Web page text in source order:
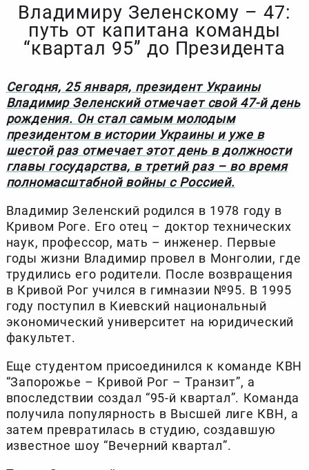
Владимиру Зеленскому – 47:
путь от капитана команды
“квартал 95” до Президента
Сегодня, 25 января, президент Украины
Владимир Зеленский отмечает свой 47-й день
рождения. Он стал самым молодым
президентом в истории Украины и уже в
шестой раз отмечает этот день в должности
главы государства, в третий раз – во время
полномасштабной войны с Россией.
Владимир Зеленский родился в 1978 году в
Кривом Роге. Его отец – доктор технических
наук, профессор, мать – инженер. Первые
годы жизни Владимир провел в Монголии, где
трудились его родители. После возвращения
в Кривой Рог учился в гимназии №95. В 1995
году поступил в Киевский национальный
экономический университет на юридический
факультет.
Еще студентом присоединился к команде КВН
“Запорожье – Кривой Рог – Транзит”, а
впоследствии создал “95-й квартал”. Команда
получила популярность в Высшей лиге КВН, а
затем превратилась в студию, создавшую
известное шоу “Вечерний квартал”.